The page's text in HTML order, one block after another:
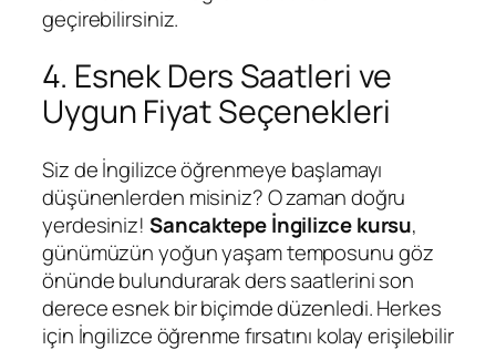
geçirebilirsiniz.
4. Esnek Ders Saatleri ve
Uygun Fiyat Seçenekleri
Siz de İngilizce öğrenmeye başlamayı
düşünenlerden misiniz? O zaman doğru
yerdesiniz! Sancaktepe İngilizce kursu,
günümüzün yoğun yaşam temposunu göz
önünde bulundurarak ders saatlerini son
derece esnek bir biçimde düzenledi. Herkes
için İngilizce öğrenme fırsatını kolay erişilebilir